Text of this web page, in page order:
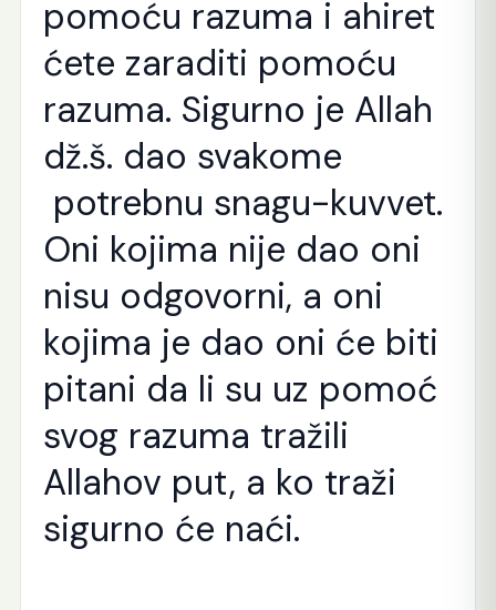
pomoću razuma i ahiret
ćete zaraditi pomoću
razuma. Sigurno je Allah
dž.š. dao svakome
potrebnu snagu-kuvvet.
Oni kojima nije dao oni
nisu odgovorni, a oni
kojima je dao oni će biti
pitani da li su uz pomoć
svog razuma tražili
Allahov put, a ko traži
sigurno će naći.